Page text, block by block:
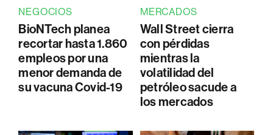
NEGOCIOS
BioNTech planea
recortar hasta 1.860
empleos por una
menor demanda de
su vacuna Covid-19
MERCADOS
Wall Street cierra
con pérdidas
mientras la
volatilidad del
petróleo sacude a
los mercados